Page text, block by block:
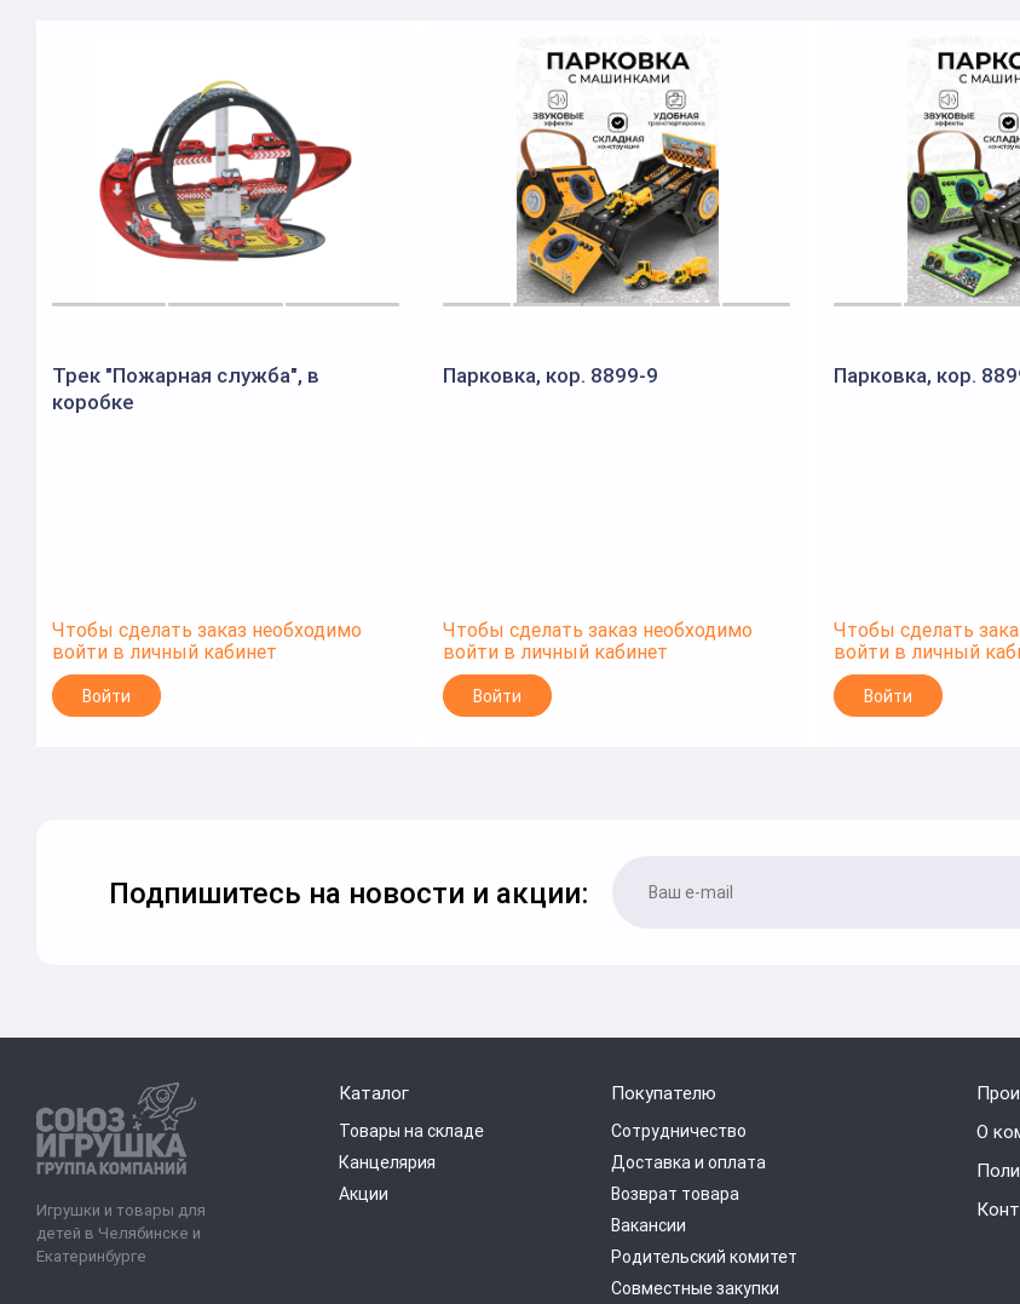
Трек "Пожарная служба", в
коробке
Чтобы сделать заказ необходимо
войти в личный кабинет
Войти
Парковка, кор. 8899-9
Чтобы сделать заказ необходимо
войти в личный кабинет
Войти
Парковка, кор.
Чтобы сделать
войти в личный
Войти
Подпишитесь на новости и акции:
Игрушки и товары для
детей в Челябинске и
Екатеринбурге
Каталог
Товары на складе
Канцелярия
Акции
Покупателю
Сотрудничество
Доставка и оплата
Возврат товара
Вакансии
Родительский комитет
Совместные закупки
О